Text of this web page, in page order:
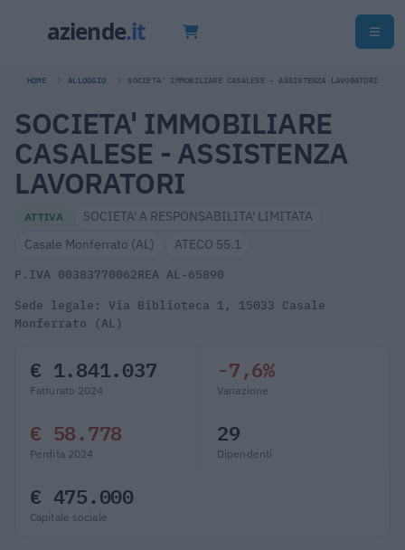
HOME ALLOGGIO SOCIETA' IMMOBILIARE CASALESE - ASSISTENZA LAVORATORI
SOCIETA' IMMOBILIARE
CASALESE - ASSISTENZA
LAVORATORI
ATTIVA
SOCIETA' A RESPONSABILITA' LIMITATA
Casale Monferrato (AL)
ATECO 55.1
P.IVA 00383770062REA AL-65890
Sede legale: Via Biblioteca 1, 15033 Casale
Monferrato (AL)
€ 1.841.037
Fatturato 2024
-7,6%
Variazione
€ 58.778
Perdita 2024
29
Dipendenti
€ 475.000
Capitale sociale